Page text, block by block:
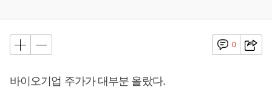
0
바이오기업 주가가 대부분 올랐다.